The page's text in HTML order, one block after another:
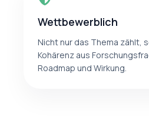
Wettbewerblich
Nicht nur das Thema zählt,
Kohärenz aus
Roadmap und Wirkung.